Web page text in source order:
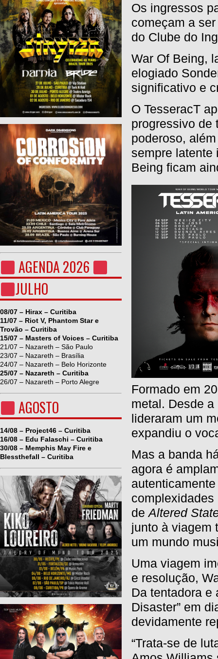
AGENDA 2026
JULHO
08/07 – Hirax – Curitiba
11/07 – Riot V, Phantom Star e
Trovão – Curitiba
15/07 – Masters of Voices – Curitiba
21/07 – Nazareth – São Paulo
23/07 – Nazareth – Brasília
24/07 – Nazareth – Belo Horizonte
25/07 – Nazareth – Curitiba
26/07 – Nazareth – Porto Alegre
AGOSTO
14/08 – Project46 – Curitiba
16/08 – Edu Falaschi – Curitiba
30/08 – Memphis May Fire e
Blessthefall – Curitiba
Os ingressos
começam a
do Clube do
War Of Being,
elogiado
significativo e
O TesseracT
progressivo de
poderoso,
sempre latente
Being ficam
Formado em
metal. Desde
lideraram um
expandiu o
Mas a banda
agora é
deAltered
junto à viagem
um mundo
Uma viagem
e resolução,
Da tentadora e
Disaster” em
devidamente
“Trata-se de